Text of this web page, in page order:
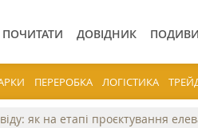
ПОЧИТАТИ ДОВІДНИК
ПЕРЕРОБКА ЛОГІСТИКА
як на етапі проєктування